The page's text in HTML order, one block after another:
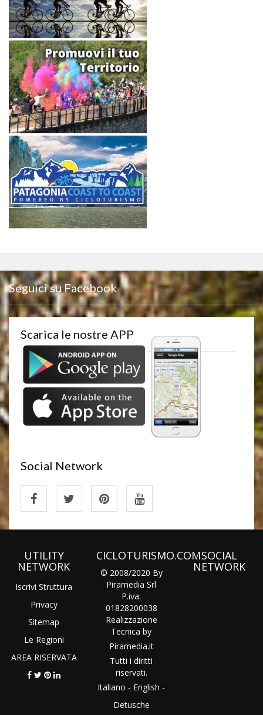
Seguici su Facebook
Scarica le nostre APP
Social Network
UTILITY
NETWORK
Iscrivi Struttura
Privacy
Sitemap
Le Regioni
AREA RISERVATA
CICLOTURISMO.COM
© 2008/2020 By
Piramedia Srl
P.iva:
01828200038
Realizzazione
Tecnica by
Piramedia.it
Tutti i diritti
riservati.
Italiano - English -
Detusche
SOCIAL
NETWORK